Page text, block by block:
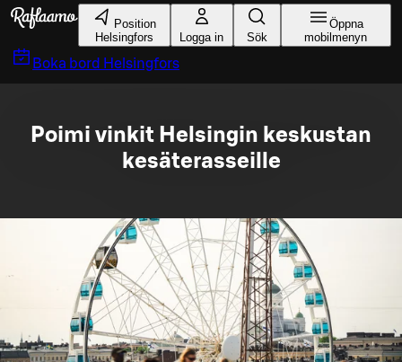
Gå till huvudinnehållet
Position
Helsingfors
Logga in Sök
Öppna
mobilmenyn
Boka bord Helsingfors
Poimi vinkit Helsingin keskustan
kesäterasseille